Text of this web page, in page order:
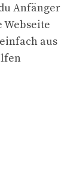
Anfänger
aus